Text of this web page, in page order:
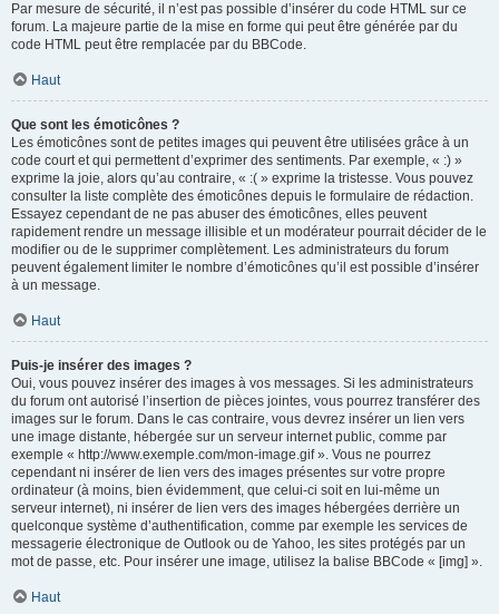
Par mesure de sécurité, il n’est pas possible d’insérer du code HTML sur ce
forum. La majeure partie de la mise en forme qui peut être générée par du
code HTML peut être remplacée par du BBCode.
Haut
Que sont les émoticônes ?
Les émoticônes sont de petites images qui peuvent être utilisées grâce à un
code court et qui permettent d’exprimer des sentiments. Par exemple, « :) »
exprime la joie, alors qu’au contraire, « :( » exprime la tristesse. Vous pouvez
consulter la liste complète des émoticônes depuis le formulaire de rédaction.
Essayez cependant de ne pas abuser des émoticônes, elles peuvent
rapidement rendre un message illisible et un modérateur pourrait décider de le
modifier ou de le supprimer complètement. Les administrateurs du forum
peuvent également limiter le nombre d’émoticônes qu’il est possible d’insérer
à un message.
Haut
Puis-je insérer des images ?
Oui, vous pouvez insérer des images à vos messages. Si les administrateurs
du forum ont autorisé l’insertion de pièces jointes, vous pourrez transférer des
images sur le forum. Dans le cas contraire, vous devrez insérer un lien vers
une image distante, hébergée sur un serveur internet public, comme par
exemple « http://www.exemple.com/mon-image.gif ». Vous ne pourrez
cependant ni insérer de lien vers des images présentes sur votre propre
ordinateur (à moins, bien évidemment, que celui-ci soit en lui-même un
serveur internet), ni insérer de lien vers des images hébergées derrière un
quelconque système d’authentification, comme par exemple les services de
messagerie électronique de Outlook ou de Yahoo, les sites protégés par un
mot de passe, etc. Pour insérer une image, utilisez la balise BBCode « [img] ».
Haut